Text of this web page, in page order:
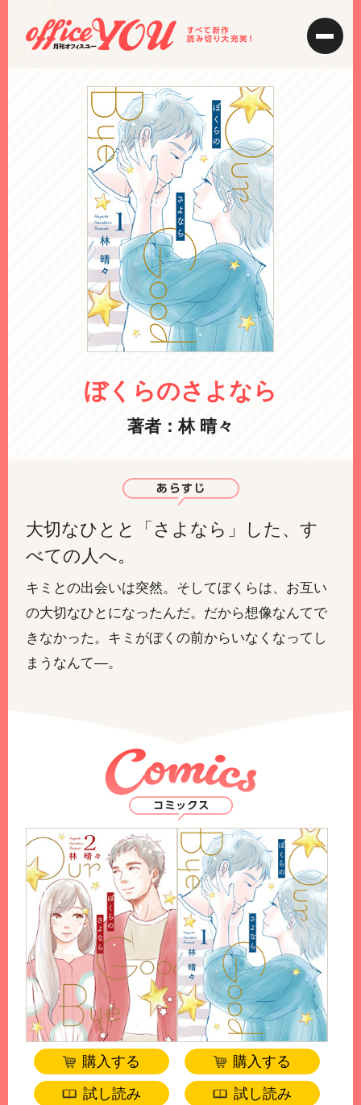
ぼくらのさよなら
著者：林 晴々
大切なひとと「さよなら」した、す
べての人へ。
キミとの出会いは突然。そしてぼくらは、お互い
の大切なひとになったんだ。だから想像なんてで
きなかった。キミがぼくの前からいなくなってし
まうなんて―。
購入する
試し読み
購入する
試し読み